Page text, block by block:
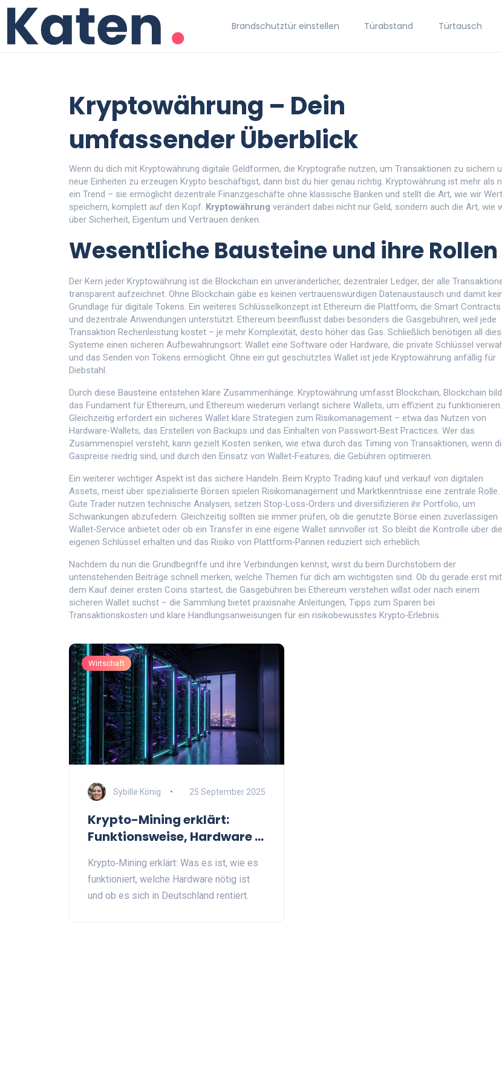
Brandschutztür einstellen Türabstand Türtausch
Kryptowährung – Dein
umfassender Überblick
Wenn du dich mit Kryptowährung digitale Geldformen, die Kryptografie nutzen, um Transaktionen zu sichern
neue Einheiten zu erzeugen Krypto beschäftigst, dann bist du hier genau richtig. Kryptowährung ist mehr als
ein Trend – sie ermöglicht dezentrale Finanzgeschäfte ohne klassische Banken und stellt die Art, wie wir
speichern, komplett auf den Kopf. Kryptowährung verändert dabei nicht nur Geld, sondern auch die Art, wie
über Sicherheit, Eigentum und Vertrauen denken.
Wesentliche Bausteine und ihre Rollen
Der Kern jeder Kryptowährung ist die Blockchain ein unveränderlicher, dezentraler Ledger, der alle
transparent aufzeichnet. Ohne Blockchain gäbe es keinen vertrauenswürdigen Datenaustausch und damit
Grundlage für digitale Tokens. Ein weiteres Schlüsselkonzept ist Ethereum die Plattform, die Smart Contracts
und dezentrale Anwendungen unterstützt. Ethereum beeinflusst dabei besonders die Gasgebühren, weil jede
Transaktion Rechenleistung kostet – je mehr Komplexität, desto höher das Gas. Schließlich benötigen all
Systeme einen sicheren Aufbewahrungsort: Wallet eine Software oder Hardware, die private Schlüssel
und das Senden von Tokens ermöglicht. Ohne ein gut geschütztes Wallet ist jede Kryptowährung anfällig für
Diebstahl.
Durch diese Bausteine entstehen klare Zusammenhänge: Kryptowährung umfasst Blockchain, Blockchain
das Fundament für Ethereum, und Ethereum wiederum verlangt sichere Wallets, um effizient zu funktionieren.
Gleichzeitig erfordert ein sicheres Wallet klare Strategien zum Risikomanagement – etwa das Nutzen von
Hardware‑Wallets, das Erstellen von Backups und das Einhalten von Passwort‑Best Practices. Wer das
Zusammenspiel versteht, kann gezielt Kosten senken, wie etwa durch das Timing von Transaktionen, wenn
Gaspreise niedrig sind, und durch den Einsatz von Wallet‑Features, die Gebühren optimieren.
Ein weiterer wichtiger Aspekt ist das sichere Handeln. Beim Krypto Trading kauf und verkauf von digitalen
Assets, meist über spezialisierte Börsen spielen Risikomanagement und Marktkenntnisse eine zentrale Rolle.
Gute Trader nutzen technische Analysen, setzen Stop‑Loss‑Orders und diversifizieren ihr Portfolio, um
Schwankungen abzufedern. Gleichzeitig sollten sie immer prüfen, ob die genutzte Börse einen zuverlässigen
Wallet‑Service anbietet oder ob ein Transfer in eine eigene Wallet sinnvoller ist. So bleibt die Kontrolle über die
eigenen Schlüssel erhalten und das Risiko von Plattform‑Pannen reduziert sich erheblich.
Nachdem du nun die Grundbegriffe und ihre Verbindungen kennst, wirst du beim Durchstöbern der
untenstehenden Beiträge schnell merken, welche Themen für dich am wichtigsten sind. Ob du gerade erst mit
dem Kauf deiner ersten Coins startest, die Gasgebühren bei Ethereum verstehen willst oder nach einem
sicheren Wallet suchst – die Sammlung bietet praxisnahe Anleitungen, Tipps zum Sparen bei
Transaktionskosten und klare Handlungsanweisungen für ein risikobewusstes Krypto‑Erlebnis.
Wirtschaft
Sybille König 25 September 2025
Krypto-Mining erklärt:
Funktionsweise, Hardware &
Krypto‑Mining erklärt: Was es ist, wie es
funktioniert, welche Hardware nötig ist
und ob es sich in Deutschland rentiert.